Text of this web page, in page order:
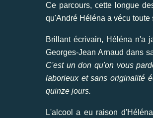
Ce parcours, cette longue
qu'André Héléna a vécu toute
Brillant écrivain, Héléna n'a
Georges-Jean Arnaud dans
C'est un don qu'on vous
laborieux et sans originalité
quinze jours.
L'alcool a eu raison